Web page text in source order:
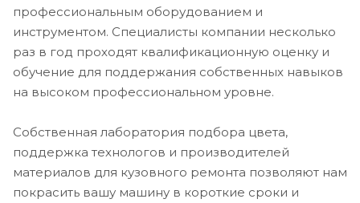
профессиональным оборудованием и
инструментом. Специалисты компании несколько
раз в год проходят квалификационную оценку и
обучение для поддержания собственных навыков
на высоком профессиональном уровне.
Собственная лаборатория подбора цвета,
поддержка технологов и производителей
материалов для кузовного ремонта позволяют нам
покрасить вашу машину в короткие сроки и